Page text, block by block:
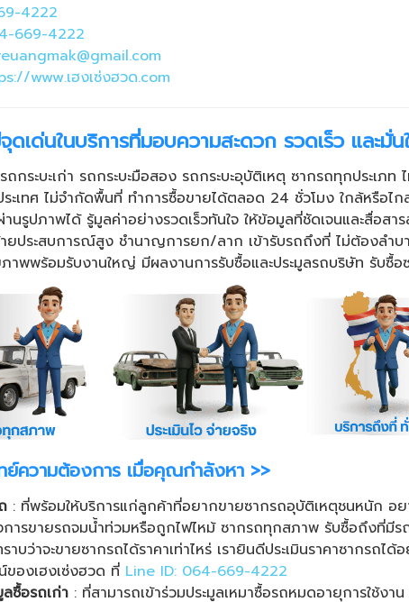
4222
669-4222
www.เฮงเซ่งฮวด.com
ดเด่นในบริการที่มอบความสะดวก รวดเร็ว และมั่
ถกระบะเก่า รถกระบะมือสอง รถกระบะอุบัติเหตุ ซากรถทุกประเภ
ระเทศ ไม่จำกัดพื้นที่ ทำการซื้อขายได้ตลอด 24 ชั่วโมง ใกล้หรือไก
านรูปภาพได้ รู้มูลค่าอย่างรวดเร็วทันใจ ให้ข้อมูลที่ชัดเจนและสื่อสา
ยประสบการณ์สูง ชำนาญการยก/ลาก เข้ารับรถถึงที่ ไม่ต้องลำบ
พพร้อมรับงานใหญ่ มีผลงานการรับซื้อและประมูลรถบริษัท รับซื้อ
ย์ความต้องการ เมื่อคุณกำลังหา >>
: ที่พร้อมให้บริการแก่ลูกค้าที่อยากขายซากรถอุบัติเหตุชนหนัก อ
ารขายรถจมน้ำท่วมหรือถูกไฟไหม้ ซากรถทุกสภาพ รับซื้อถึงที่มี
าบว่าจะขายซากรถได้ราคาเท่าไหร่ เรายินดีประเมินราคาซากรถ
ของเฮงเซ่งฮวด ที่ Line ID: 064-669-4222
ซื้อรถเก่า : ที่สามารถเข้าร่วมประมูลเหมาซื้อรถหมดอายุการใช้ง